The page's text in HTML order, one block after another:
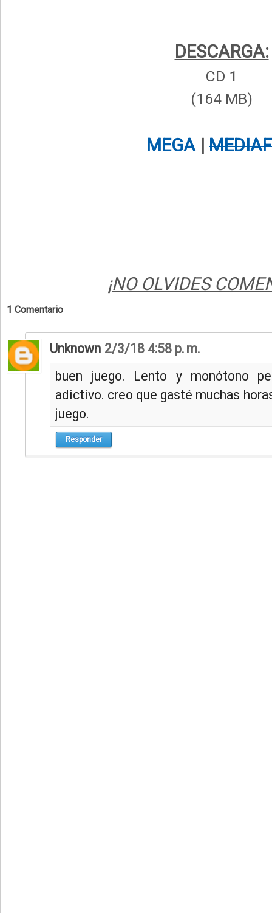
DESCARGA:
CD 1
(164 MB)
MEGA|
¡NO OLVIDES
1 Comentario
Unknown 2/3/18 4:58 p. m.
buen juego. Lento y monótono
adictivo. creo que gasté muchas
juego.
Responder